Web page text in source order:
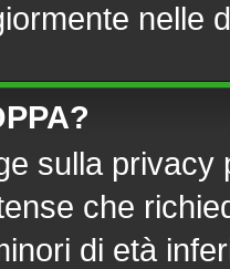
nelle
sulla
che
di età